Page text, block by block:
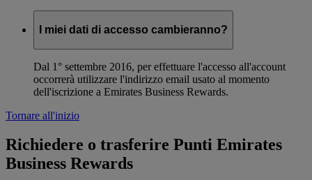
I miei dati di accesso cambieranno?
Dal 1° settembre 2016, per effettuare l'accesso all'account
occorrerà utilizzare l'indirizzo email usato al momento
dell'iscrizione a Emirates Business Rewards.
Tornare all'inizio
Richiedere o trasferire Punti Emirates
Business Rewards